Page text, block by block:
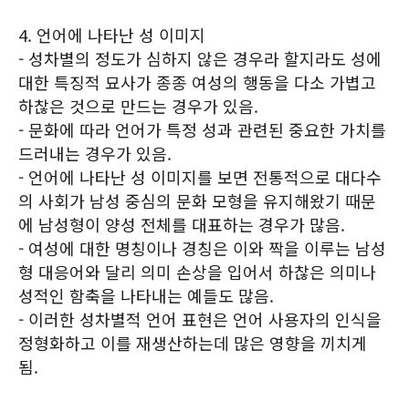
4. 언어에 나타난 성 이미지
- 성차별의 정도가 심하지 않은 경우라 할지라도 성에
대한 특징적 묘사가 종종 여성의 행동을 다소 가볍고
하찮은 것으로 만드는 경우가 있음.
- 문화에 따라 언어가 특정 성과 관련된 중요한 가치를
드러내는 경우가 있음.
- 언어에 나타난 성 이미지를 보면 전통적으로 대다수
의 사회가 남성 중심의 문화 모형을 유지해왔기 때문
에 남성형이 양성 전체를 대표하는 경우가 많음.
- 여성에 대한 명칭이나 경칭은 이와 짝을 이루는 남성
형 대응어와 달리 의미 손상을 입어서 하찮은 의미나
성적인 함축을 나타내는 예들도 많음.
- 이러한 성차별적 언어 표현은 언어 사용자의 인식을
정형화하고 이를 재생산하는데 많은 영향을 끼치게
됨.